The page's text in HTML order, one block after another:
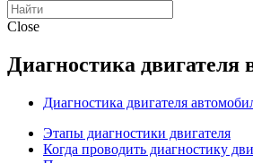
Close
Диагностика двигателя
Диагностика двигателя
Этапы диагностики двигателя
Когда проводить диагностику